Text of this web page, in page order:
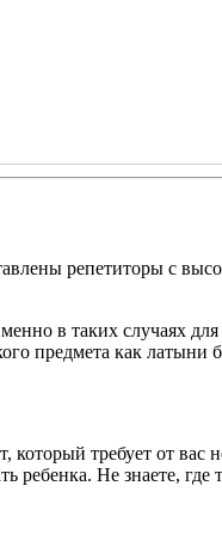
репетиторы с
в таких случаях
предмета как
требует от вас
Не знаете, где